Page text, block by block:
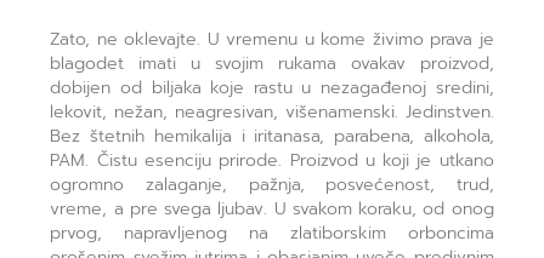
Zato, ne oklevajte. U vremenu u kome živimo prava je
blagodet imati u svojim rukama ovakav proizvod,
dobijen od biljaka koje rastu u nezagađenoj sredini,
lekovit, nežan, neagresivan, višenamenski. Jedinstven.
Bez štetnih hemikalija i iritanasa, parabena, alkohola,
PAM. Čistu esenciju prirode. Proizvod u koji je utkano
ogromno zalaganje, pažnja, posvećenost, trud,
vreme, a pre svega ljubav. U svakom koraku, od onog
prvog, napravljenog na zlatiborskim orboncima